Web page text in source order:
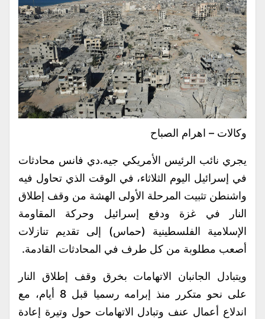
وكالات – اهرام الصباح
يجري نائب الرئيس الأمريكي جيه.دي فانس محادثات
في إسرائيل اليوم الثلاثاء، في الوقت الذي تحاول فيه
واشنطن تثبيت المرحلة الأولى الهشة من وقف إطلاق
النار في غزة ودفع إسرائيل وحركة المقاومة
الإسلامية الفلسطينية (حماس) إلى تقديم تنازلات
أصعب مطلوبة من كل طرف في المحادثات القادمة.
ويتبادل الجانبان الاتهامات بخرق وقف إطلاق النار
على نحو متكرر منذ إبرامه رسميا قبل 8 أيام، مع
اندلاع أعمال عنف وتبادل الاتهامات حول وتيرة إعادة